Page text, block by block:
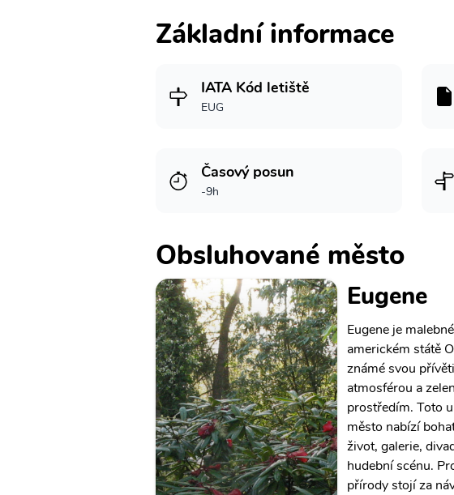
Základní informace
IATA Kód letiště
EUG
Časový posun
-9h
Obsluhované město
Eugene
Eugene je
americkém státě
známé svou
atmosférou a
prostředím. Toto
město nabízí
život, galerie,
hudební scénu.
přírody stojí za